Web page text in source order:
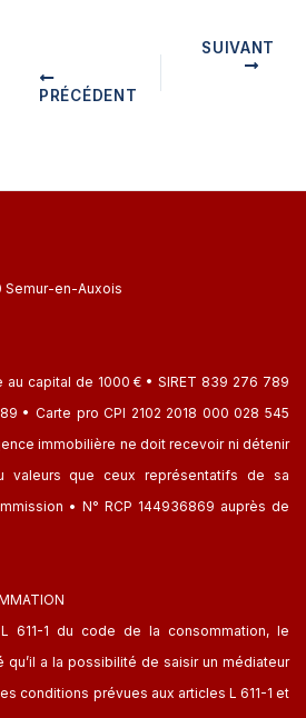
PRÉCÉDENT
SUIVANT
Semur-en-Auxois
au capital de 1000 € • SIRET 839 276 789
• Carte pro CPI 2102 2018 000 028 545
immobilière ne doit recevoir ni détenir
valeurs que ceux représentatifs de sa
• N° RCP 144936869 auprès de
611-1 du code de la consommation, le
a la possibilité de saisir un médiateur
conditions prévues aux articles L 611-1 et